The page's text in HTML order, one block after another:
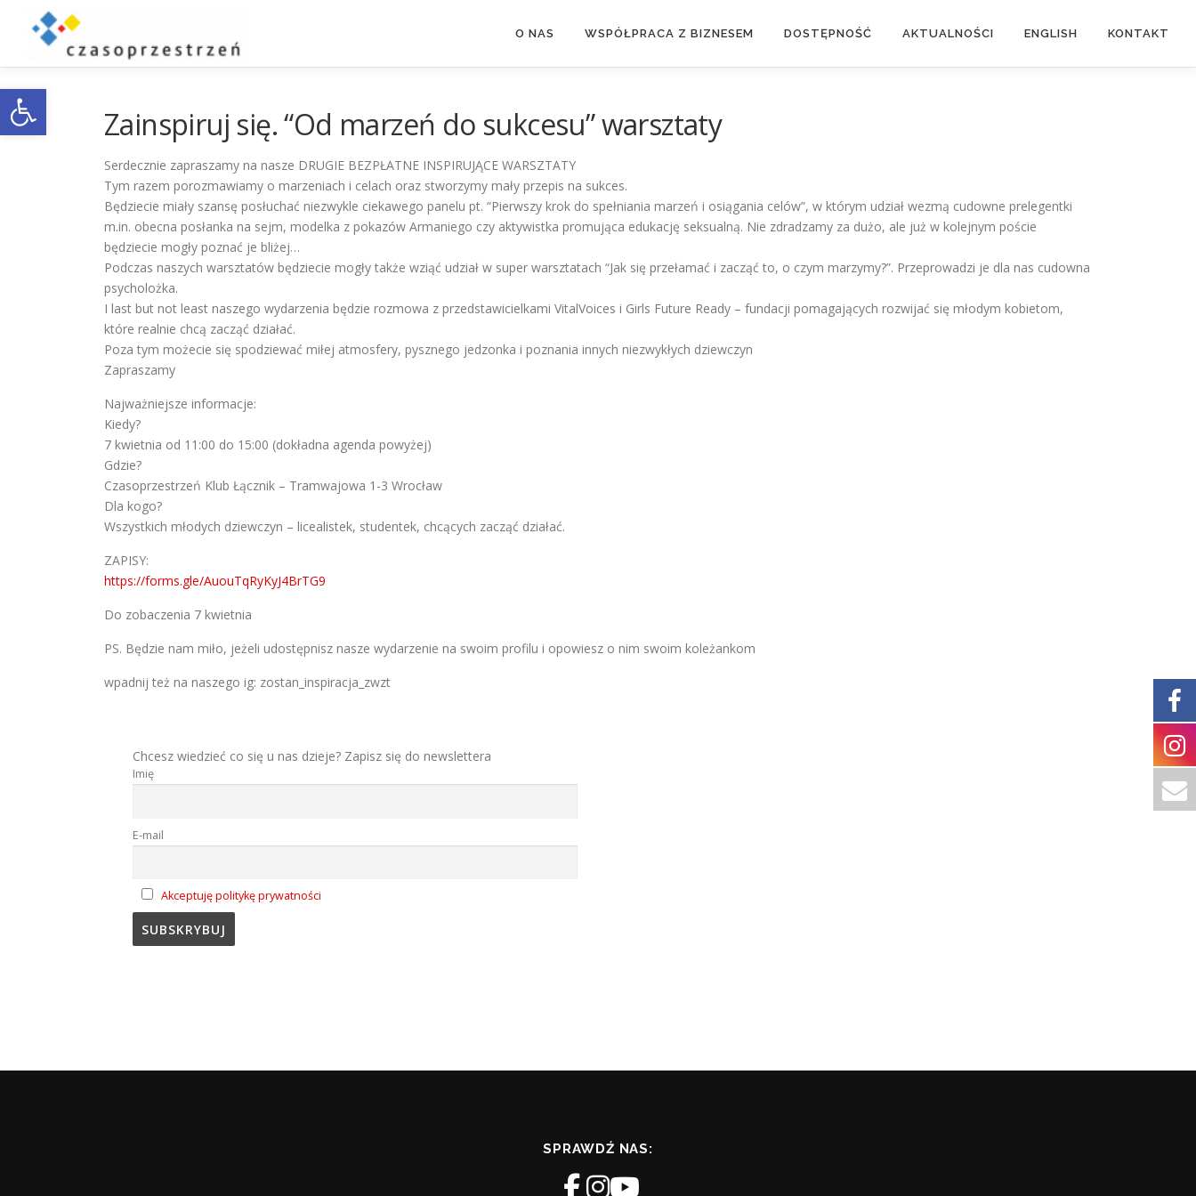
Otwórz pasek narzędzi
O NAS WSPÓŁPRACA Z BIZNESEM DOSTĘPNOŚĆ AKTUALNOŚCI ENGLISH KONTAKT
Zainspiruj się. “Od marzeń do sukcesu” warsztaty
Serdecznie zapraszamy na nasze DRUGIE BEZPŁATNE INSPIRUJĄCE WARSZTATY
Tym razem porozmawiamy o marzeniach i celach oraz stworzymy mały przepis na sukces.
Będziecie miały szansę posłuchać niezwykle ciekawego panelu pt. “Pierwszy krok do spełniania marzeń i osiągania celów”, w którym udział wezmą cudowne prelegentki
m.in. obecna posłanka na sejm, modelka z pokazów Armaniego czy aktywistka promująca edukację seksualną. Nie zdradzamy za dużo, ale już w kolejnym poście
będziecie mogły poznać je bliżej…
Podczas naszych warsztatów będziecie mogły także wziąć udział w super warsztatach “Jak się przełamać i zacząć to, o czym marzymy?”. Przeprowadzi je dla nas cudowna
psycholożka.
I last but not least naszego wydarzenia będzie rozmowa z przedstawicielkami VitalVoices i Girls Future Ready – fundacji pomagających rozwijać się młodym kobietom,
które realnie chcą zacząć działać.
Poza tym możecie się spodziewać miłej atmosfery, pysznego jedzonka i poznania innych niezwykłych dziewczyn
Zapraszamy
Najważniejsze informacje:
Kiedy?
7 kwietnia od 11:00 do 15:00 (dokładna agenda powyżej)
Gdzie?
Czasoprzestrzeń Klub Łącznik – Tramwajowa 1-3 Wrocław
Dla kogo?
Wszystkich młodych dziewczyn – licealistek, studentek, chcących zacząć działać.
ZAPISY:
https://forms.gle/AuouTqRyKyJ4BrTG9
Do zobaczenia 7 kwietnia
PS. Będzie nam miło, jeżeli udostępnisz nasze wydarzenie na swoim profilu i opowiesz o nim swoim koleżankom
wpadnij też na naszego ig: zostan_inspiracja_zwzt
Chcesz wiedzieć co się u nas dzieje? Zapisz się do newslettera
Imię
E-mail
Akceptuję politykę prywatności
SPRAWDŹ NAS: